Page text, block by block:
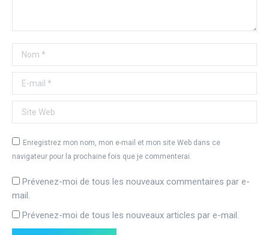
Nom *
E-mail *
Site Web
Enregistrez mon nom, mon e-mail et mon site Web dans ce
navigateur pour la prochaine fois que je commenterai.
Prévenez-moi de tous les nouveaux commentaires par e-
mail.
Prévenez-moi de tous les nouveaux articles par e-mail.